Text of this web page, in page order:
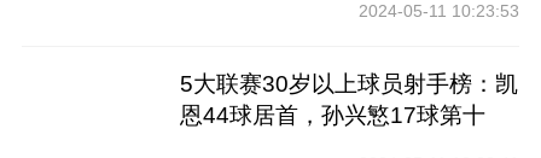
2024-05-11 10:23:53
5大联赛30岁以上球员射手榜：凯
恩44球居首，孙兴慜17球第十